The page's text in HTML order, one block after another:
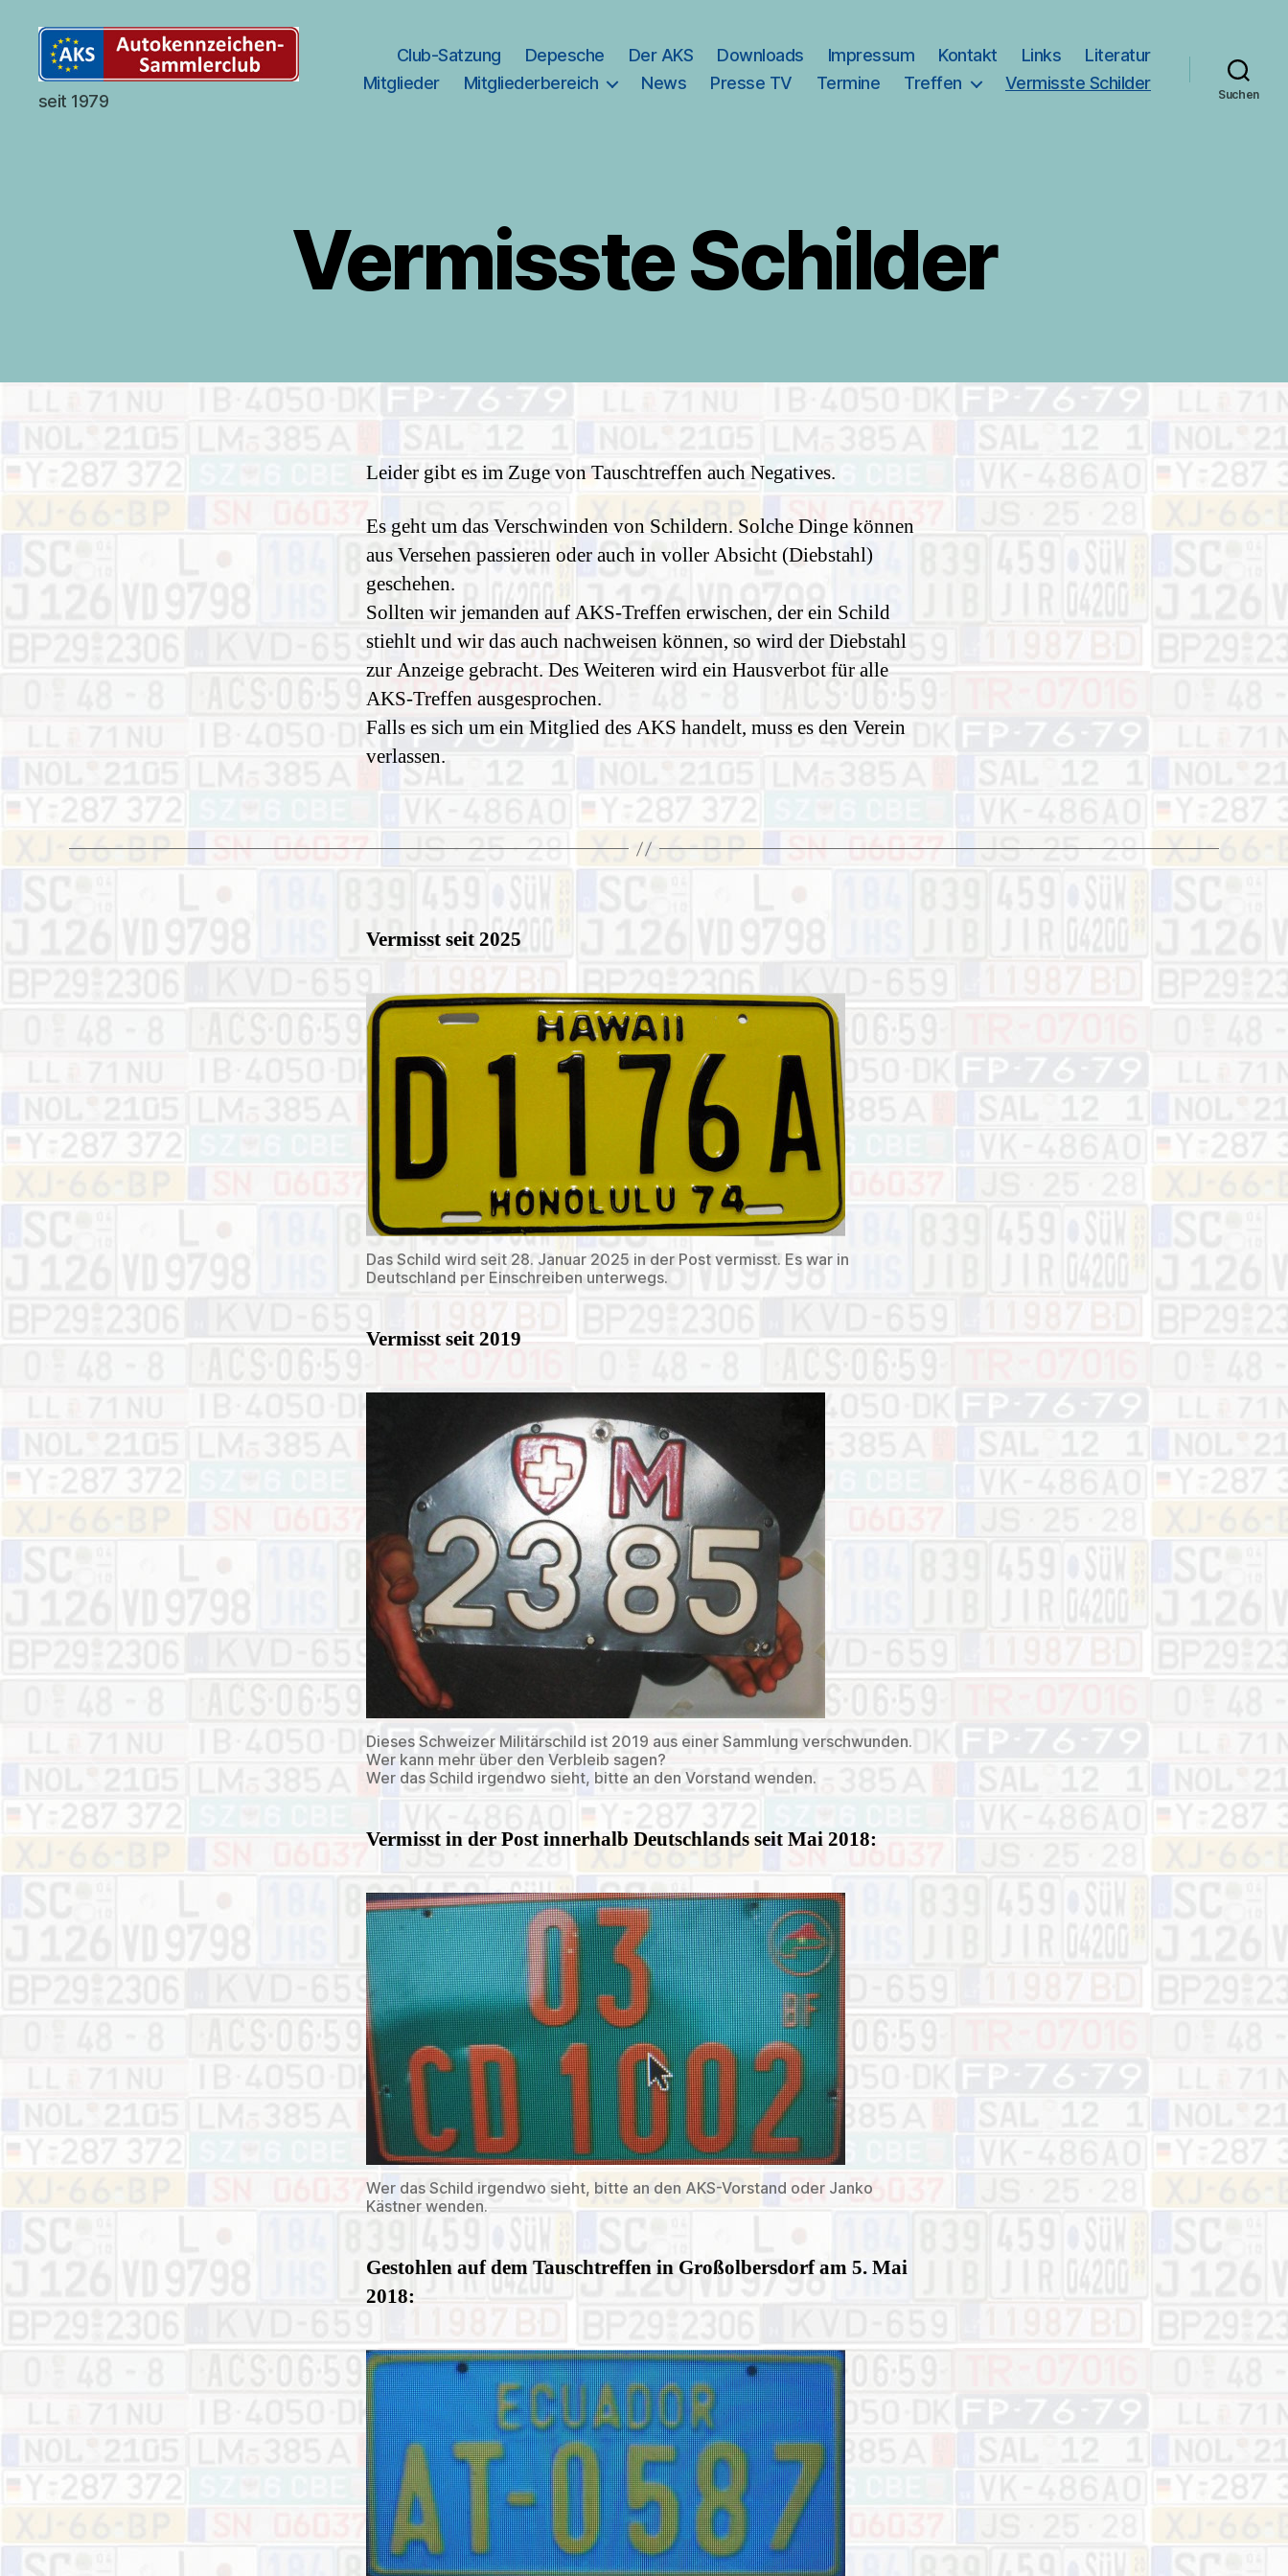
Autokennzeichen-
Sammlerclub
seit 1979
Club-Satzung Depesche Der AKS Downloads Impressum Kontakt Links
Literatur
Mitglieder
Mitgliederbereich News Presse TV Termine Treffen Vermisste Schilder
Suchen
Vermisste Schilder
Leider gibt es im Zuge von Tauschtreffen auch Negatives.
Es geht um das Verschwinden von Schildern. Solche Dinge können
aus Versehen passieren oder auch in voller Absicht (Diebstahl)
geschehen.
Sollten wir jemanden auf AKS-Treffen erwischen, der ein Schild
stiehlt und wir das auch nachweisen können, so wird der Diebstahl
zur Anzeige gebracht. Des Weiteren wird ein Hausverbot für alle
AKS-Treffen ausgesprochen.
Falls es sich um ein Mitglied des AKS handelt, muss es den Verein
verlassen.
Vermisst seit 2025
Das Schild wird seit 28. Januar 2025 in der Post vermisst. Es war in
Deutschland per Einschreiben unterwegs.
Vermisst seit 2019
Dieses Schweizer Militärschild ist 2019 aus einer Sammlung verschwunden.
Wer kann mehr über den Verbleib sagen?
Wer das Schild irgendwo sieht, bitte an den Vorstand wenden.
Vermisst in der Post innerhalb Deutschlands seit Mai 2018:
Wer das Schild irgendwo sieht, bitte an den AKS-Vorstand oder Janko
Kästner wenden.
Gestohlen auf dem Tauschtreffen in Großolbersdorf am 5. Mai
2018: